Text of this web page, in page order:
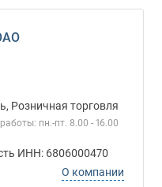
Розничная торговля
пн.-пт. 8.00 - 16.00
ИНН: 6806000470
О компании